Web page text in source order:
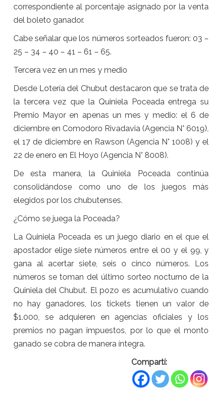
correspondiente al porcentaje asignado por la venta
del boleto ganador.
Cabe señalar que los números sorteados fueron: 03 –
25 – 34 – 40 – 41 – 61 – 65.
Tercera vez en un mes y medio
Desde Lotería del Chubut destacaron que se trata de
la tercera vez que la Quiniela Poceada entrega su
Premio Mayor en apenas un mes y medio: el 6 de
diciembre en Comodoro Rivadavia (Agencia N° 6019),
el 17 de diciembre en Rawson (Agencia N° 1008) y el
22 de enero en El Hoyo (Agencia N° 8008).
De esta manera, la Quiniela Poceada continúa
consolidándose como uno de los juegos más
elegidos por los chubutenses.
¿Cómo se juega la Poceada?
La Quiniela Poceada es un juego diario en el que el
apostador elige siete números entre el 00 y el 99, y
gana al acertar siete, seis o cinco números. Los
números se toman del último sorteo nocturno de la
Quiniela del Chubut. El pozo es acumulativo cuando
no hay ganadores, los tickets tienen un valor de
$1.000, se adquieren en agencias oficiales y los
premios no pagan impuestos, por lo que el monto
ganado se cobra de manera íntegra.
Compartí: